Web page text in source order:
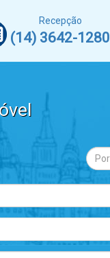
Recepção
(14) 3642-1280